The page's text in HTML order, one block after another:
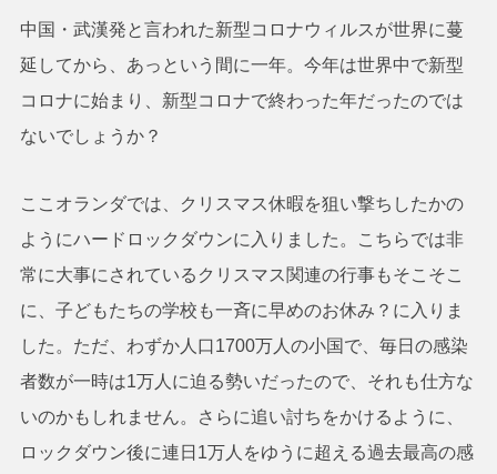
中国・武漢発と言われた新型コロナウィルスが世界に蔓
延してから、あっという間に一年。今年は世界中で新型
コロナに始まり、新型コロナで終わった年だったのでは
ないでしょうか？
ここオランダでは、クリスマス休暇を狙い撃ちしたかの
ようにハードロックダウンに入りました。こちらでは非
常に大事にされているクリスマス関連の行事もそこそこ
に、子どもたちの学校も一斉に早めのお休み？に入りま
した。ただ、わずか人口1700万人の小国で、毎日の感染
者数が一時は1万人に迫る勢いだったので、それも仕方な
いのかもしれません。さらに追い討ちをかけるように、
ロックダウン後に連日1万人をゆうに超える過去最高の感